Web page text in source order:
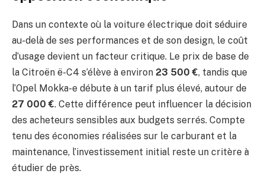
Dans un contexte où la voiture électrique doit séduire
au-delà de ses performances et de son design, le coût
d’usage devient un facteur critique. Le prix de base de
la Citroën ë-C4 s’élève à environ 23 500 €, tandis que
l’Opel Mokka-e débute à un tarif plus élevé, autour de
27 000 €. Cette différence peut influencer la décision
des acheteurs sensibles aux budgets serrés. Compte
tenu des économies réalisées sur le carburant et la
maintenance, l’investissement initial reste un critère à
étudier de près.